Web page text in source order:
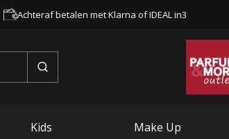
Achteraf betalen met Klarna of IDEAL in3
Kids Make Up